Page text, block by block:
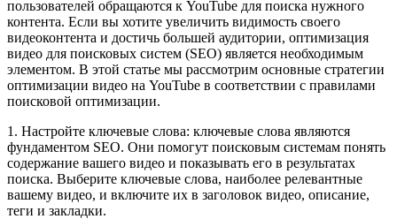
пользователей обращаются к YouTube для поиска нужного
контента. Если вы хотите увеличить видимость своего
видеоконтента и достичь большей аудитории, оптимизация
видео для поисковых систем (SEO) является необходимым
элементом. В этой статье мы рассмотрим основные стратегии
оптимизации видео на YouTube в соответствии с правилами
поисковой оптимизации.
1. Настройте ключевые слова: ключевые слова являются
фундаментом SEO. Они помогут поисковым системам понять
содержание вашего видео и показывать его в результатах
поиска. Выберите ключевые слова, наиболее релевантные
вашему видео, и включите их в заголовок видео, описание,
теги и закладки.